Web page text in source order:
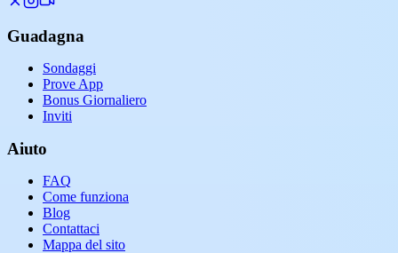
Guadagna
Sondaggi
Prove App
Bonus Giornaliero
Inviti
Aiuto
FAQ
Come funziona
Blog
Contattaci
Mappa del sito